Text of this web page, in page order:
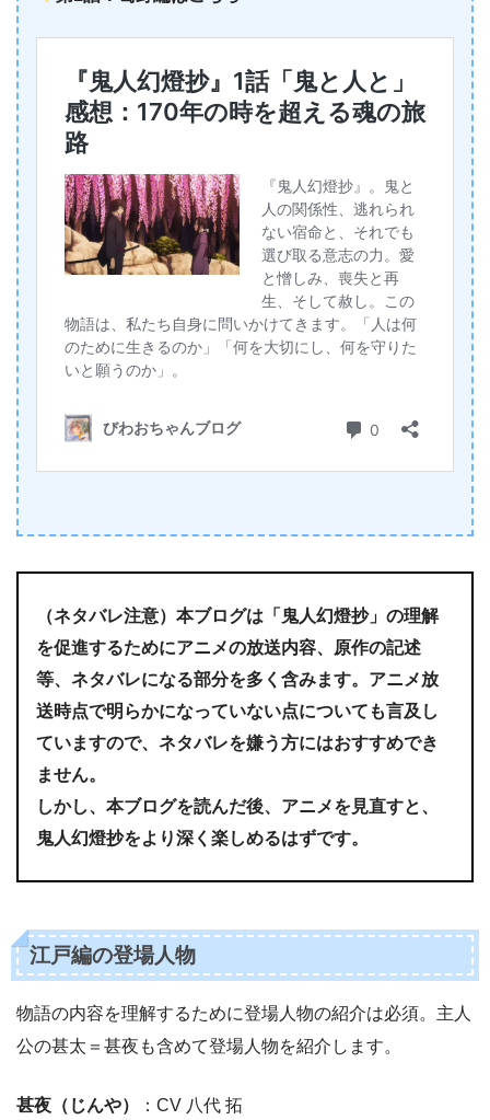
（ネタバレ注意）本ブログは「鬼人幻燈抄」の理解
を促進するためにアニメの放送内容、原作の記述
等、ネタバレになる部分を多く含みます。アニメ放
送時点で明らかになっていない点についても言及し
ていますので、ネタバレを嫌う方にはおすすめでき
ません。
しかし、本ブログを読んだ後、アニメを見直すと、
鬼人幻燈抄をより深く楽しめるはずです。
江戸編の登場人物
物語の内容を理解するために登場人物の紹介は必須。主人
公の甚太＝甚夜も含めて登場人物を紹介します。
甚夜（じんや）
：CV 八代 拓